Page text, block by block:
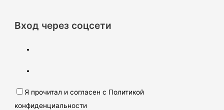
Вход через соцсети
Я прочитал и согласен с Политикой
конфиденциальности